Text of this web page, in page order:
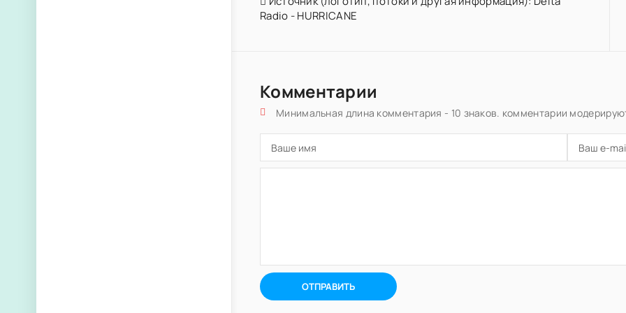
Radio - HURRICANE
Комментарии
Минимальная длина комментария - 10 знаков. комментарии
ОТПРАВИТЬ